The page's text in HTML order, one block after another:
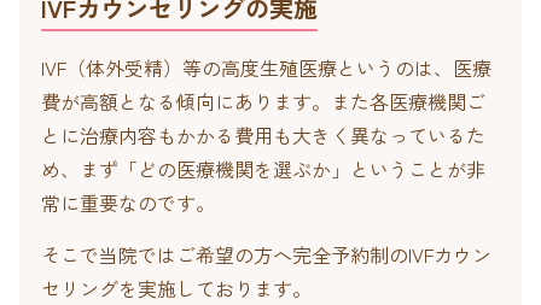
IVFカウンセリングの実施
IVF（体外受精）等の高度生殖医療というのは、医療
費が高額となる傾向にあります。 また各医療機関ご
とに治療内容もかかる費用も大きく異なっているた
め、まず「どの医療機関を選ぶか」ということが非
常に重要なのです。
そこで当院ではご希望の方へ完全予約制のIVFカウン
セリングを実施しております。